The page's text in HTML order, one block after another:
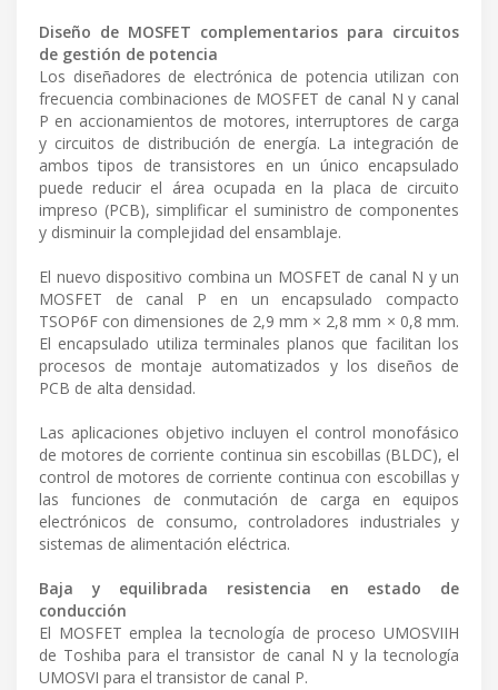
Diseño de MOSFET complementarios para circuitos
de gestión de potencia
Los diseñadores de electrónica de potencia utilizan con
frecuencia combinaciones de MOSFET de canal N y canal
P en accionamientos de motores, interruptores de carga
y circuitos de distribución de energía. La integración de
ambos tipos de transistores en un único encapsulado
puede reducir el área ocupada en la placa de circuito
impreso (PCB), simplificar el suministro de componentes
y disminuir la complejidad del ensamblaje.
El nuevo dispositivo combina un MOSFET de canal N y un
MOSFET de canal P en un encapsulado compacto
TSOP6F con dimensiones de 2,9 mm × 2,8 mm × 0,8 mm.
El encapsulado utiliza terminales planos que facilitan los
procesos de montaje automatizados y los diseños de
PCB de alta densidad.
Las aplicaciones objetivo incluyen el control monofásico
de motores de corriente continua sin escobillas (BLDC), el
control de motores de corriente continua con escobillas y
las funciones de conmutación de carga en equipos
electrónicos de consumo, controladores industriales y
sistemas de alimentación eléctrica.
Baja y equilibrada resistencia en estado de
conducción
El MOSFET emplea la tecnología de proceso UMOSVIIH
de Toshiba para el transistor de canal N y la tecnología
UMOSVI para el transistor de canal P.